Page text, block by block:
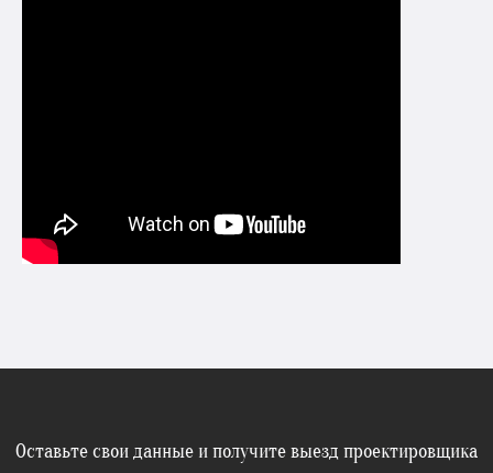
Оставьте свои данные и получите выезд проектировщика